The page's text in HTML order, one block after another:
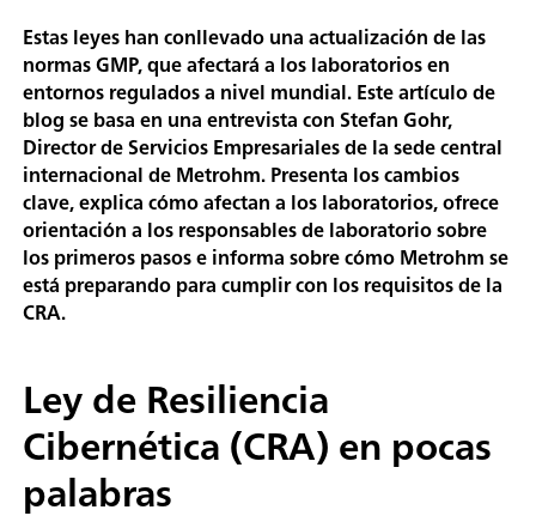
Estas leyes han conllevado una actualización de las
normas GMP, que afectará a los laboratorios en
entornos regulados a nivel mundial. Este artículo de
blog se basa en una entrevista con Stefan Gohr,
Director de Servicios Empresariales de la sede central
internacional de Metrohm. Presenta los cambios
clave, explica cómo afectan a los laboratorios, ofrece
orientación a los responsables de laboratorio sobre
los primeros pasos e informa sobre cómo Metrohm se
está preparando para cumplir con los requisitos de la
CRA.
Ley de Resiliencia
Cibernética (CRA) en pocas
palabras